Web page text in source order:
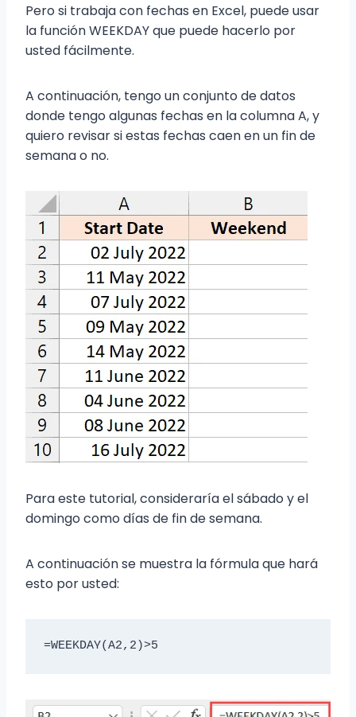
Pero si trabaja con fechas en Excel, puede usar
la función WEEKDAY que puede hacerlo por
usted fácilmente.
A continuación, tengo un conjunto de datos
donde tengo algunas fechas en la columna A, y
quiero revisar si estas fechas caen en un fin de
semana o no.
Para este tutorial, consideraría el sábado y el
domingo como días de fin de semana.
A continuación se muestra la fórmula que hará
esto por usted:
=WEEKDAY(A2,2)>5